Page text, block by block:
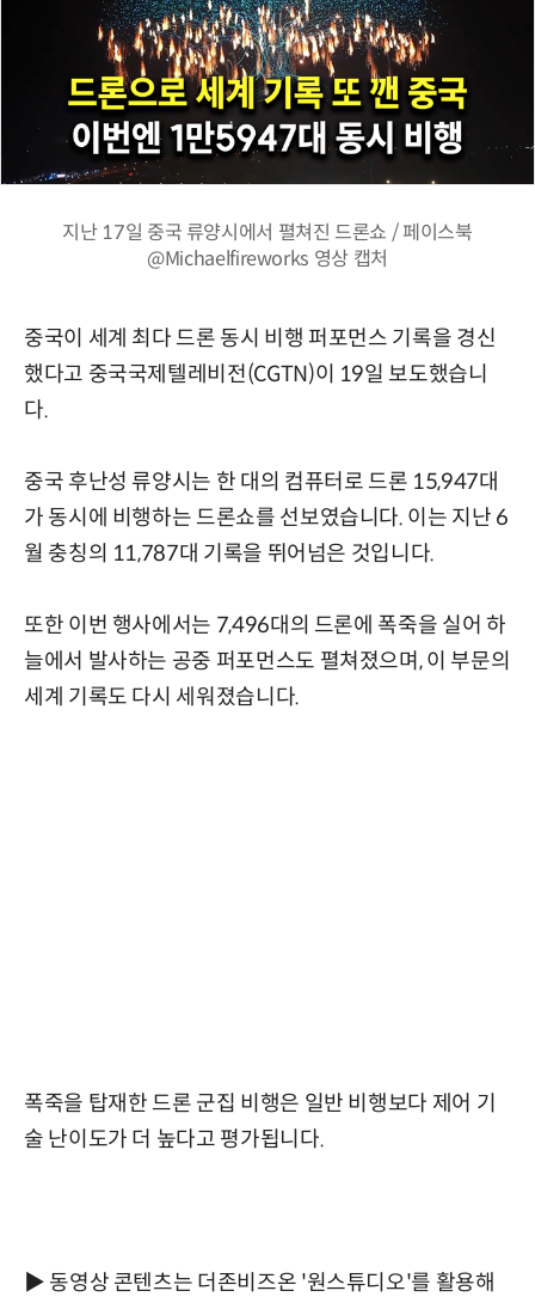
지난 17일 중국 류양시에서 펼쳐진 드론쇼 / 페이스북
@Michaelfireworks 영상 캡처
중국이 세계 최다 드론 동시 비행 퍼포먼스 기록을 경신
했다고 중국국제텔레비전(CGTN)이 19일 보도했습니
다.
중국 후난성 류양시는 한 대의 컴퓨터로 드론 15,947대
가 동시에 비행하는 드론쇼를 선보였습니다. 이는 지난 6
월 충칭의 11,787대 기록을 뛰어넘은 것입니다.
또한 이번 행사에서는 7,496대의 드론에 폭죽을 실어 하
늘에서 발사하는 공중 퍼포먼스도 펼쳐졌으며, 이 부문의
세계 기록도 다시 세워졌습니다.
폭죽을 탑재한 드론 군집 비행은 일반 비행보다 제어 기
술 난이도가 더 높다고 평가됩니다.
▶ 동영상 콘텐츠는 더존비즈온 '원스튜디오'를 활용해